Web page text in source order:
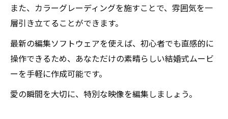
また、カラーグレーディングを施すことで、雰囲気を一
層引き立てることができます。
最新の編集ソフトウェアを使えば、初心者でも直感的に
操作できるため、あなただけの素晴らしい結婚式ムービ
ーを手軽に作成可能です。
愛の瞬間を大切に、特別な映像を編集しましょう。